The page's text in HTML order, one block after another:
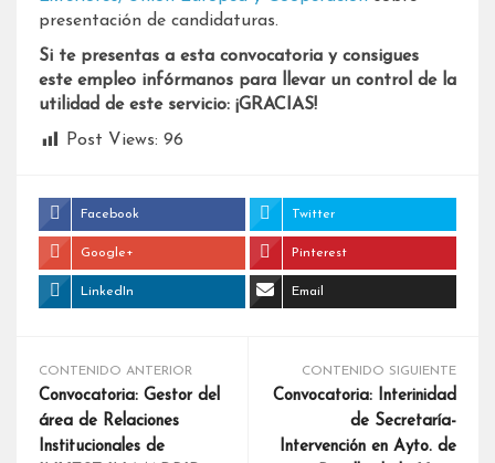
presentación de candidaturas.
Si te presentas a esta convocatoria y consigues
este empleo infórmanos para llevar un control de la
utilidad de este servicio: ¡GRACIAS!
Post Views: 96
Facebook Twitter
Google+ Pinterest
LinkedIn Email
CONTENIDO ANTERIOR
Convocatoria: Gestor del
área de Relaciones
Institucionales de
CONTENIDO SIGUIENTE
Convocatoria: Interinidad
de Secretaría-
Intervención en Ayto. de